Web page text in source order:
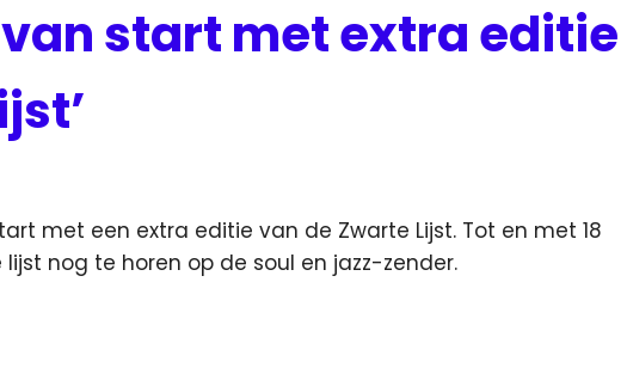
van start met extra editie
met een extra editie van de Zwarte Lijst. Tot en met 18
nog te horen op de soul en jazz-zender.